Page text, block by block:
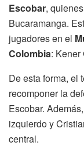
Escobar,
Bucaramanga.
jugadores en el
Colombia: Kener
De esta forma, el
recomponer la
Escobar.
izquierdo y
central.